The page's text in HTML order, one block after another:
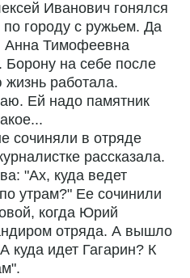
Иванович гонялся
по городу с ружьем. Да
Анна Тимофеевна
Борону на себе после
работала.
Ей надо памятник
сочиняли в отряде
рассказала.
"Ах, куда ведет
утрам?" Ее сочинили
когда Юрий
отряда. А вышло
куда идет Гагарин? К